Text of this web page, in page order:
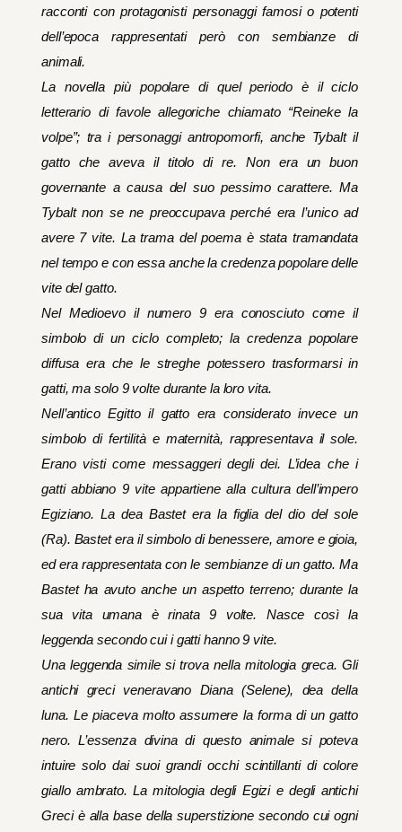
racconti con protagonisti personaggi famosi o potenti
dell’epoca rappresentati però con sembianze di
animali.
La novella più popolare di quel periodo è il ciclo
letterario di favole allegoriche chiamato “Reineke la
volpe”; tra i personaggi antropomorfi, anche Tybalt il
gatto che aveva il titolo di re. Non era un buon
governante a causa del suo pessimo carattere. Ma
Tybalt non se ne preoccupava perché era l’unico ad
avere 7 vite. La trama del poema è stata tramandata
nel tempo e con essa anche la credenza popolare delle
vite del gatto.
Nel Medioevo il numero 9 era conosciuto come il
simbolo di un ciclo completo; la credenza popolare
diffusa era che le streghe potessero trasformarsi in
gatti, ma solo 9 volte durante la loro vita.
Nell’antico Egitto il gatto era considerato invece un
simbolo di fertilità e maternità, rappresentava il sole.
Erano visti come messaggeri degli dei. L’idea che i
gatti abbiano 9 vite appartiene alla cultura dell’impero
Egiziano. La dea Bastet era la figlia del dio del sole
(Ra). Bastet era il simbolo di benessere, amore e gioia,
ed era rappresentata con le sembianze di un gatto. Ma
Bastet ha avuto anche un aspetto terreno; durante la
sua vita umana è rinata 9 volte. Nasce così la
leggenda secondo cui i gatti hanno 9 vite.
Una leggenda simile si trova nella mitologia greca. Gli
antichi greci veneravano Diana (Selene), dea della
luna. Le piaceva molto assumere la forma di un gatto
nero. L’essenza divina di questo animale si poteva
intuire solo dai suoi grandi occhi scintillanti di colore
giallo ambrato. La mitologia degli Egizi e degli antichi
Greci è alla base della superstizione secondo cui ogni